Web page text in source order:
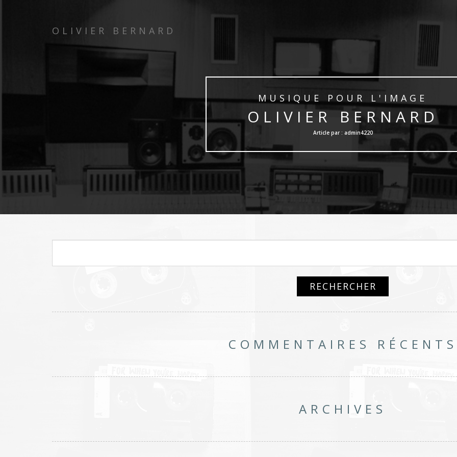
OLIVIER BERNARD
MUSIQUE POUR L'IMAGE
OLIVIER BERNARD
Article par : admin4220
COMMENTAIRES RÉCENTS
ARCHIVES